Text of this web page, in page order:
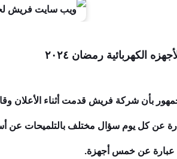
الكهربائية رمضان ٢٠٢٤
عبارة عن خمس أجهزة.